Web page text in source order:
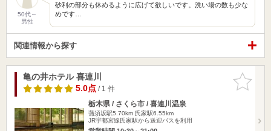
50代～
男性
砂利の部分も休めるように広げて欲しいです。洗い場の数も少な
めです…
関連情報から探す
お気に入
りに追加
亀の井ホテル 喜連川
5.0点/ 1 件
栃木県 / さくら市 / 喜連川温泉
蒲須坂駅5.70km 氏家駅6.55km
JR宇都宮線氏家駅から送迎バスを利用